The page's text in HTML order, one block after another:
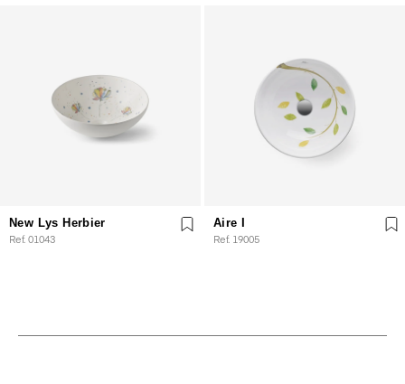
New Lys Herbier
Ref. 01043
Aire I
Ref. 19005